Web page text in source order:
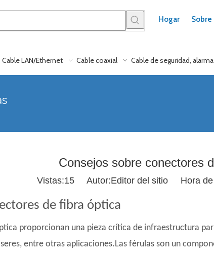
Hogar Sobre
Cable LAN/Ethernet Cable coaxial Cable de seguridad,
Consejos sobre conectores
Vistas:15Autor:Editor del sitio Hora de
de fibra óptica
proporcionan una pieza crítica de infraestructura
entre otras aplicaciones.Las férulas son un